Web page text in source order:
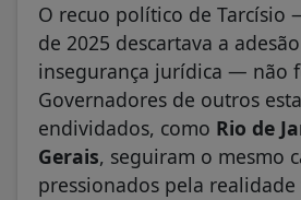
O recuo político de Tarcísio
de 2025 descartava a
insegurança jurídica — não
Governadores de outros
endividados, como Rio de
Gerais, seguiram o mesmo
pressionados pela realidade